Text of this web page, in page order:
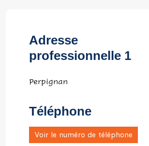
Adresse
professionnelle 1
Perpignan
Téléphone
Voir le numéro de téléphone